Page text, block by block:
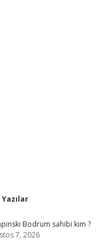
Yazılar
Bodrum sahibi kim ?
7, 2026